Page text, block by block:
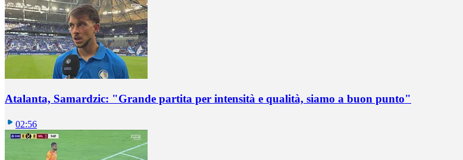
Atalanta, Samardzic: "Grande partita per intensità e qualità, siamo a buon punto"
02:56